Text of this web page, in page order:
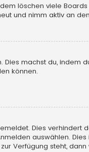
löschen viele
und nimm aktiv an
Dies machst du, indem
können.
Dies verhindert
auswählen.
Verfügung steht,